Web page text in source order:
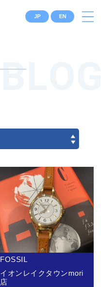
JP EN
FOSSIL
イオンレイクタウンmori
店